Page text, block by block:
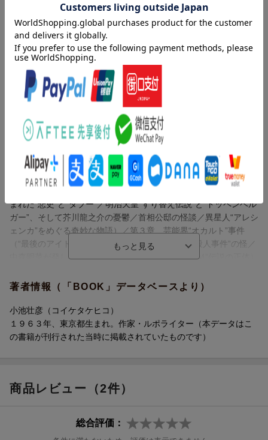
いる。この世で起こる「怪事件」やさまざまな「事象」「出来
事」の真相や真実は巧妙にコーティングされ、“監禁”されてきた。
監禁された真相や真実には何が隠されているのかーすべては、日
本という国家の本当の姿へと繋がっていく…
目次（「BOOK」データベースより）
第１章 戦慄の事件（「暗い森」-「神戸児童連続殺傷事件」の“不
都合な真実”／死刑執行後の逸話ー「連続幼女誘拐殺人事件」の葬
り去れた真実／冤罪事件「足利事件」の恐怖／“奇妙なキーワー
件」の深層）／第２章 不可解な出来事（最凶怪談ー「山の上の
ホテル」の真実／都会のど真ん中に佇む「幽霊屋敷」／「人体消
まれた“悲史”と“タブー”／明治天皇“すり替え伝説”と“ドッペンベル
ガー”、そして芥川龍之介の憂鬱／首相公邸の怪談／異星人“アレシ
ェンカ”をめぐる奇妙な物語）／第３章 芸能界“オカルト”事件
（“最後のアイドル”の死が残した遺産／“同姓同名殺人事件”の怪／
中森明菜が発した「殺人鬼」の名前／“呪われたＣＭ”伝説の正体）
た「無念の少女の霊魂」／水元公園「ロープ殺人事件」と“首なし
パン」／大阪・熊取町で起きた日本版「ツイン・ピークス」の仄
暗い背景）／第５章 日本という国家の正体（“天皇晴れ”という奇
跡／「原爆」という最大の謎にして最大の禁忌／日本版“ファラオ
著者情報（「BOOK」データベースより）
小池壮彦（コイケタケヒコ）
１９６３年、東京都生まれ。作家・ルポライター（本データはこ
の書籍が刊行された当時に掲載されていたものです）
商品レビュー（2件）
総合評価：